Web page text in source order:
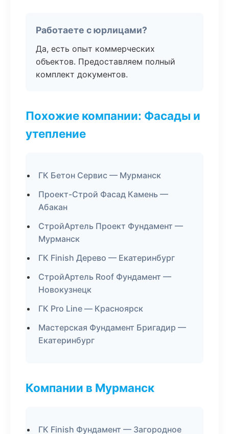
Работаете с юрлицами?
Да, есть опыт коммерческих
объектов. Предоставляем полный
комплект документов.
Похожие компании: Фасады и
утепление
ГК Бетон Сервис — Мурманск
Проект-Строй Фасад Камень —
Абакан
СтройАртель Проект Фундамент —
Мурманск
ГК Finish Дерево — Екатеринбург
СтройАртель Roof Фундамент —
Новокузнецк
ГК Pro Line — Красноярск
Мастерская Фундамент Бригадир —
Екатеринбург
Компании в Мурманск
ГК Finish Фундамент — Загородное